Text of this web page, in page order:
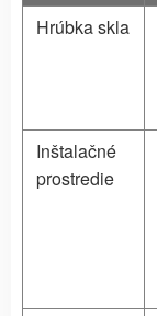
Hrúbka skla
Inštalačné
prostredie